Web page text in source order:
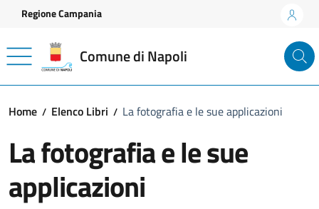
Vai ai contenuti
Vai al footer
Regione Campania
Comune di Napoli
Home Elenco Libri La fotografia e le sue applicazioni
La fotografia e le sue
applicazioni